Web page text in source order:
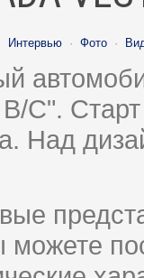
Интервью · Фото ·
C".
Над
можете